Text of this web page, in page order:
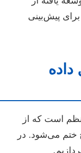
پیش‌بینی
است که از
ختم می‌شود. در